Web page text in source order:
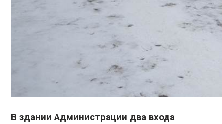
В здании Администрации два входа